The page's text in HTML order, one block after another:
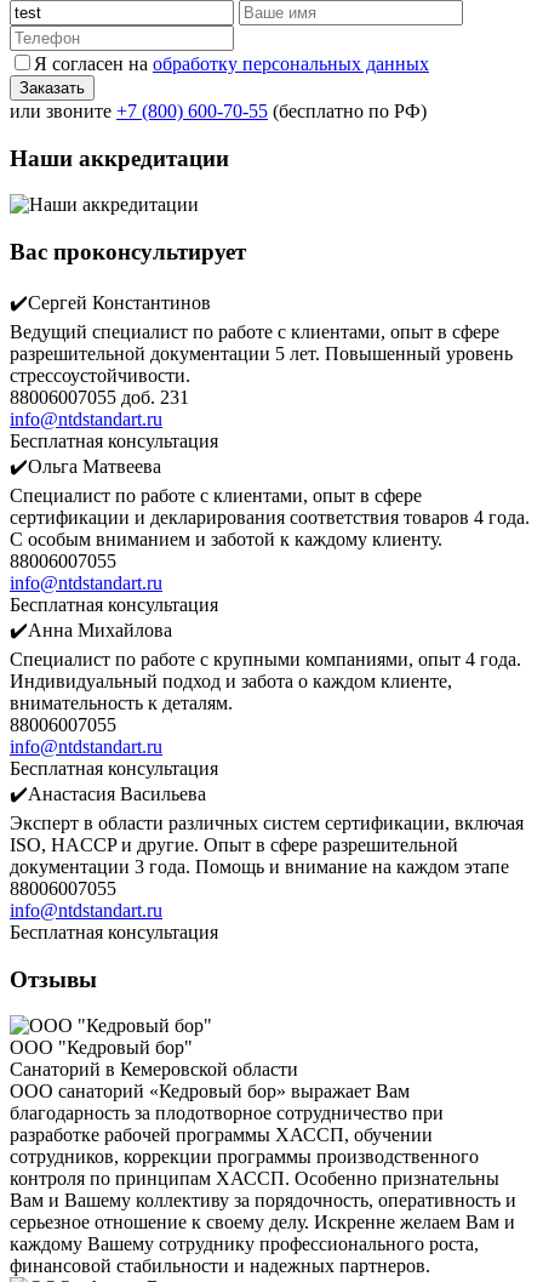
Я согласен на обработку персональных данных
или звоните +7 (800) 600-70-55 (бесплатно по РФ)
Наши аккредитации
Вас проконсультирует
✔️Сергей Константинов
Ведущий специалист по работе с клиентами, опыт в сфере
разрешительной документации 5 лет. Повышенный уровень
стрессоустойчивости.
88006007055 доб. 231
info@ntdstandart.ru
Бесплатная консультация
✔️Ольга Матвеева
Специалист по работе с клиентами, опыт в сфере
сертификации и декларирования соответствия товаров 4 года.
С особым вниманием и заботой к каждому клиенту.
88006007055
info@ntdstandart.ru
Бесплатная консультация
✔️Анна Михайлова
Специалист по работе с крупными компаниями, опыт 4 года.
Индивидуальный подход и забота о каждом клиенте,
внимательность к деталям.
88006007055
info@ntdstandart.ru
Бесплатная консультация
✔️Анастасия Васильева
Эксперт в области различных систем сертификации, включая
ISO, HACCP и другие. Опыт в сфере разрешительной
документации 3 года. Помощь и внимание на каждом этапе
88006007055
info@ntdstandart.ru
Бесплатная консультация
Отзывы
ООО "Кедровый бор"
Санаторий в Кемеровской области
ООО санаторий «Кедровый бор» выражает Вам
благодарность за плодотворное сотрудничество при
разработке рабочей программы ХАССП, обучении
сотрудников, коррекции программы производственного
контроля по принципам ХАССП. Особенно признательны
Вам и Вашему коллективу за порядочность, оперативность и
серьезное отношение к своему делу. Искренне желаем Вам и
каждому Вашему сотруднику профессионального роста,
финансовой стабильности и надежных партнеров.